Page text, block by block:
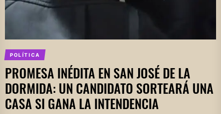
POLÍTICA
PROMESA INÉDITA EN SAN JOSÉ DE LA
DORMIDA: UN CANDIDATO SORTEARÁ UNA
CASA SI GANA LA INTENDENCIA